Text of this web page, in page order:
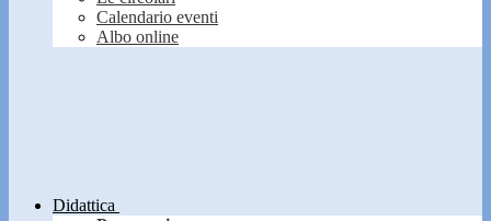
Calendario eventi
Albo online
Didattica